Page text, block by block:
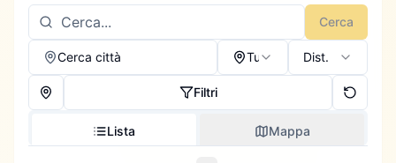
Cerca
Cerca città Tutti Dist.
Filtri
Lista Mappa